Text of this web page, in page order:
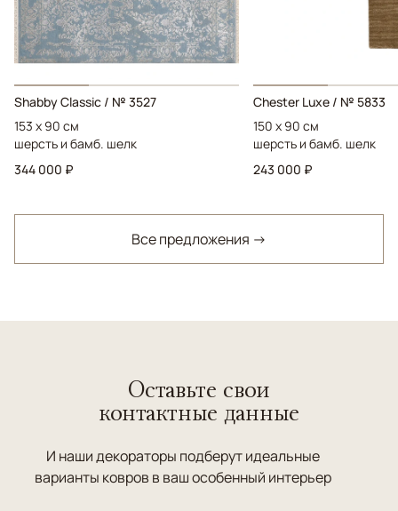
Shabby Classic / № 3527
153 x 90 см
шерсть и бамб. шелк
344 000 ₽
Chester Luxe / № 5833
150 x 90 см
шерсть и бамб. шелк
243 000 ₽
Все предложения →
Оставьте свои
контактные данные
И наши декораторы подберут идеальные
варианты ковров в ваш особенный интерьер